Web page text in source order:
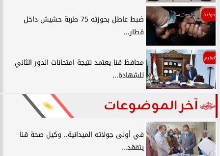
حوادث
ضبط عاطل بحوزته 75 طربة حشيش داخل
قطار...
تعليم
محافظ قنا يعتمد نتيجة امتحانات الدور الثاني
للشهادة...
آخر الموضوعات
في أولى جولاته الميدانية.. وكيل صحة قنا
يتفقد...